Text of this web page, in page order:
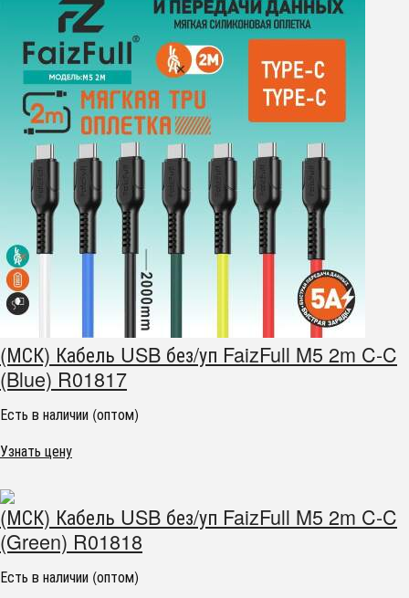
(МСК) Кабель USB без/уп FaizFull M5 2m C-C
(Blue) R01817
Есть в наличии (оптом)
Узнать цену
(МСК) Кабель USB без/уп FaizFull M5 2m C-C
(Green) R01818
Есть в наличии (оптом)